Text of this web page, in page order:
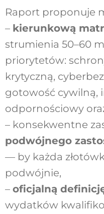
Raport proponuje
– kierunkową
strumienia 50–60
priorytetów:
krytyczną,
gotowość cywilną,
odpornościowy
– konsekwentne
podwójnego
— by każda
podwójnie,
– oficjalną
wydatków